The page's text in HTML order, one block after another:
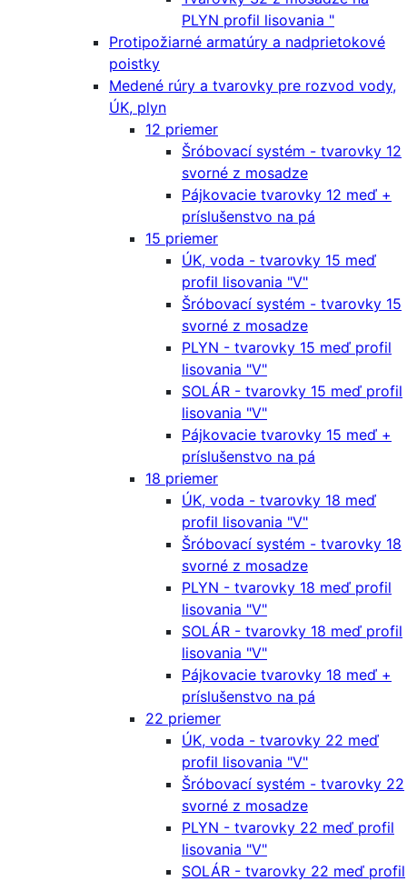
PLYN profil lisovania "
Protipožiarné armatúry a nadprietokové
poistky
Medené rúry a tvarovky pre rozvod vody,
ÚK, plyn
12 priemer
Šróbovací systém - tvarovky 12
svorné z mosadze
Pájkovacie tvarovky 12 meď +
príslušenstvo na pá
15 priemer
ÚK, voda - tvarovky 15 meď
profil lisovania "V"
Šróbovací systém - tvarovky 15
svorné z mosadze
PLYN - tvarovky 15 meď profil
lisovania "V"
SOLÁR - tvarovky 15 meď profil
lisovania "V"
Pájkovacie tvarovky 15 meď +
príslušenstvo na pá
18 priemer
ÚK, voda - tvarovky 18 meď
profil lisovania "V"
Šróbovací systém - tvarovky 18
svorné z mosadze
PLYN - tvarovky 18 meď profil
lisovania "V"
SOLÁR - tvarovky 18 meď profil
lisovania "V"
Pájkovacie tvarovky 18 meď +
príslušenstvo na pá
22 priemer
ÚK, voda - tvarovky 22 meď
profil lisovania "V"
Šróbovací systém - tvarovky 22
svorné z mosadze
PLYN - tvarovky 22 meď profil
lisovania "V"
SOLÁR - tvarovky 22 meď profil